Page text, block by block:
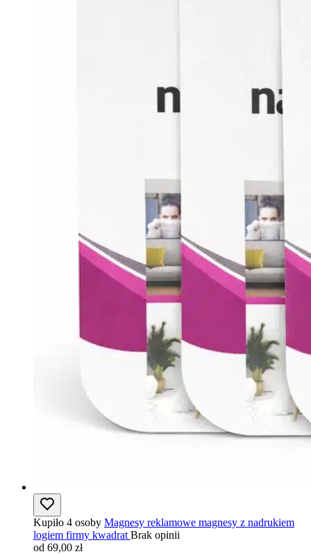
Kupiło 4 osoby Magnesy reklamowe magnesy z nadrukiem
logiem firmy kwadrat Brak opinii
od 69,00 zł